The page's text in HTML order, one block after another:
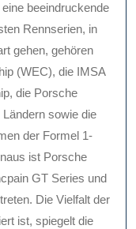
beeindruckende
Rennserien, in
gehen, gehören
(WEC), die IMSA
die Porsche
sowie die
der Formel 1-
ist Porsche
GT Series und
Die Vielfalt der
ist, spiegelt die